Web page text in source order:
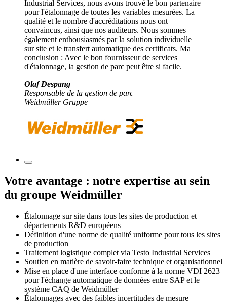
Industrial Services, nous avons trouvé le bon partenaire
pour l'étalonnage de toutes les variables mesurées. La
qualité et le nombre d'accréditations nous ont
convaincus, ainsi que nos auditeurs. Nous sommes
également enthousiasmés par la solution individuelle
sur site et le transfert automatique des certificats. Ma
conclusion : Avec le bon fournisseur de services
d'étalonnage, la gestion de parc peut être si facile.
Olaf Despang
Responsable de la gestion de parc
Weidmüller Gruppe
Votre avantage : notre expertise au sein
du groupe Weidmüller
Étalonnage sur site dans tous les sites de production et
départements R&D européens
Définition d'une norme de qualité uniforme pour tous les sites
de production
Traitement logistique complet via Testo Industrial Services
Soutien en matière de savoir-faire technique et organisationnel
Mise en place d'une interface conforme à la norme VDI 2623
pour l'échange automatique de données entre SAP et le
système CAQ de Weidmüller
Étalonnages avec des faibles incertitudes de mesure